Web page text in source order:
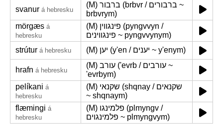
svanur á hebresku
(M) ברבור (brbvr / ברבורים ~
brbvrym)
mörgæs á
hebresku
(M) פינגווין (pyngvvyn /
פינגווינים ~ pyngvvynym)
strútur á hebresku (M) יען (y'en / יענים ~ y'enym)
hrafn á hebresku
(M) עורב ('evrb / עורבים ~
'evrbym)
pelíkani á
hebresku
(M) שקנאי (shqnay / שקנאים
~ shqnaym)
flæmingi á
hebresku
(M) פלמינגו (plmyngv /
פלמינגוים ~ plmyngvym)